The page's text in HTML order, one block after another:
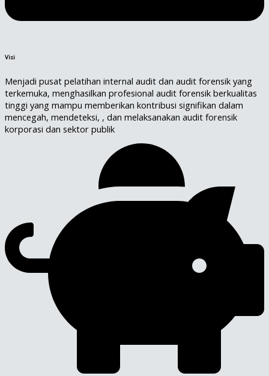
Visi
Menjadi pusat pelatihan internal audit dan audit forensik yang
terkemuka, menghasilkan profesional audit forensik berkualitas
tinggi yang mampu memberikan kontribusi signifikan dalam
mencegah, mendeteksi, , dan melaksanakan audit forensik
korporasi dan sektor publik